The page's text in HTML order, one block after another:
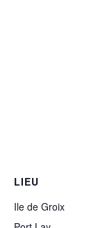
LIEU
Ile de Groix